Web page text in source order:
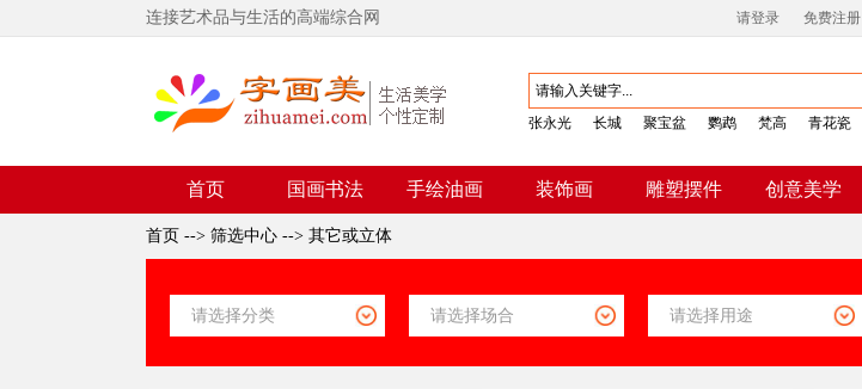
连接艺术品与生活的高端综合网 请登录 免费注册
张永光 长城 聚宝盆 鹦鹉 梵高 青花瓷
首页 国画书法 手绘油画 装饰画 雕塑摆件 创意美学
首页 --> 筛选中心 --> 其它或立体